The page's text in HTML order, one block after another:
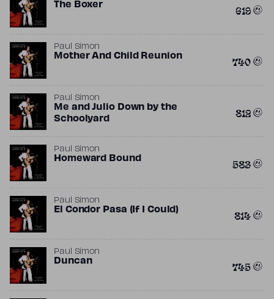
The Boxer 619
Paul Simon
Mother And Child Reunion 740
Paul Simon
Me and Julio Down by the
Schoolyard
812
Paul Simon
Homeward Bound 583
Paul Simon
El Condor Pasa (If I Could) 814
Paul Simon
Duncan 745